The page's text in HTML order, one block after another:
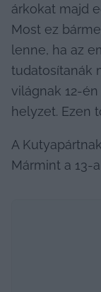
árkokat majd
Most ez
lenne, ha az
tudatosítanák
világnak 12-
helyzet. Ezen
A
Mármint a 13-